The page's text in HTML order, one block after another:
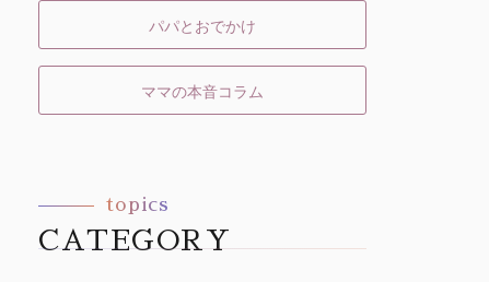
パパとおでかけ
ママの本音コラム
topics
CATEGORY